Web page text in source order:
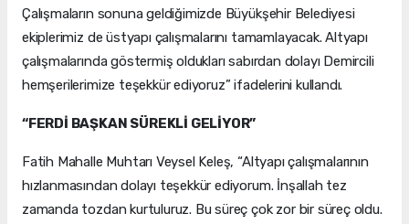
Çalışmaların sonuna geldiğimizde Büyükşehir Belediyesi
ekiplerimiz de üstyapı çalışmalarını tamamlayacak. Altyapı
çalışmalarında göstermiş oldukları sabırdan dolayı Demircili
hemşerilerimize teşekkür ediyoruz” ifadelerini kullandı.
“FERDİ BAŞKAN SÜREKLİ GELİYOR”
Fatih Mahalle Muhtarı Veysel Keleş, “Altyapı çalışmalarının
hızlanmasından dolayı teşekkür ediyorum. İnşallah tez
zamanda tozdan kurtuluruz. Bu süreç çok zor bir süreç oldu.